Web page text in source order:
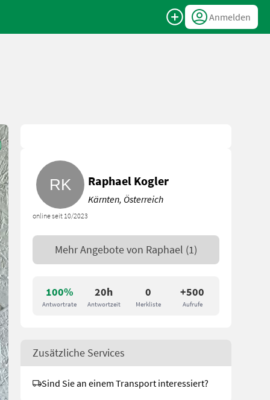
Anmelden
100%
Antwortrate
20h
Antwortzeit
0
Merkliste
+500
Aufrufe
online seit 10/2023
Raphael Kogler
Kärnten, Österreich
Mehr Angebote von Raphael (1)
Zusätzliche Services
Sind Sie an einem Transport interessiert?